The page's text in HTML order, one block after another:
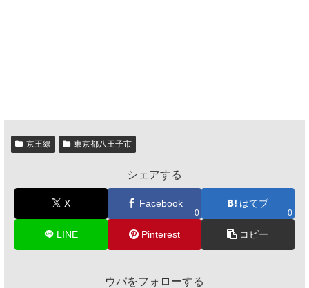
京王線 東京都八王子市
シェアする
X Facebook
0
はてブ
0
LINE Pinterest コピー
ウパをフォローする